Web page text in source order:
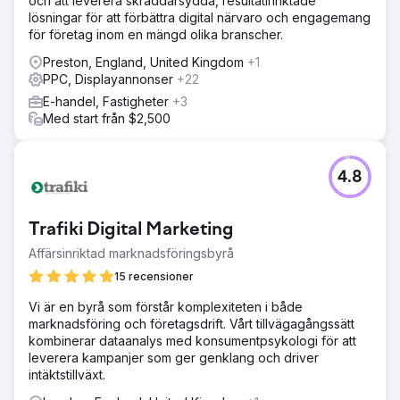
lösningar för att förbättra digital närvaro och engagemang
för företag inom en mängd olika branscher.
Preston, England, United Kingdom +1
PPC, Displayannonser +22
E-handel, Fastigheter +3
Med start från $2,500
Trafiki Digital Marketing
Affärsinriktad marknadsföringsbyrå
15 recensioner
4.8
Vi är en byrå som förstår komplexiteten i både
marknadsföring och företagsdrift. Vårt tillvägagångssätt
kombinerar dataanalys med konsumentpsykologi för att
leverera kampanjer som ger genklang och driver
intäktstillväxt.